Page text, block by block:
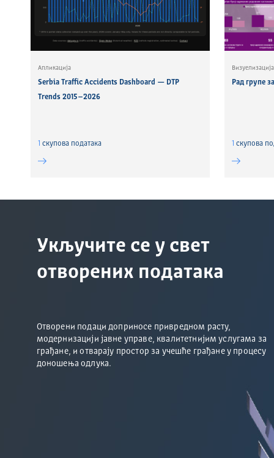
Апликација
Serbia Traffic Accidents Dashboard — DTP
Trends 2015–2026
1 скуповa података
Визуелизација
Рад групе
1 скуповa
Укључите се у свет
отворених података
Отворени подаци доприносе привредном расту,
модернизацији јавне управе, квалитетнијим услугама за
грађане, и отварају простор за учешће грађане у процесу
доношења одлука.